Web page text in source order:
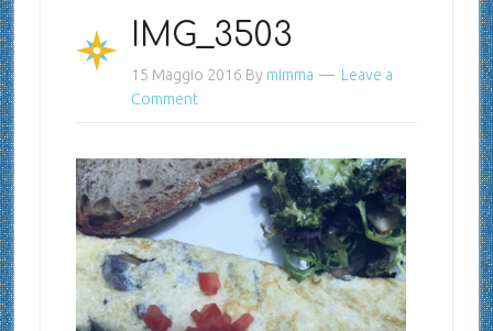
IMG_3503
15 Maggio 2016 By mimma
Leave a
Comment